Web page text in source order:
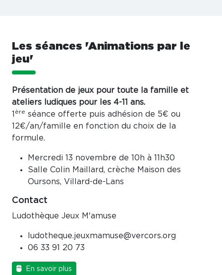
Les séances 'Animations par le
jeu'
Présentation de jeux pour toute la famille et
ateliers ludiques pour les 4-11 ans.
1 ère séance offerte puis adhésion de 5€ ou
12€/an/famille en fonction du choix de la
formule.
Mercredi 13 novembre de 10h à 11h30
Salle Colin Maillard, crèche Maison des
Oursons, Villard-de-Lans
Contact
Ludothèque Jeux M'amuse
ludotheque.jeuxmamuse@vercors.org
06 33 91 20 73
En savoir plus